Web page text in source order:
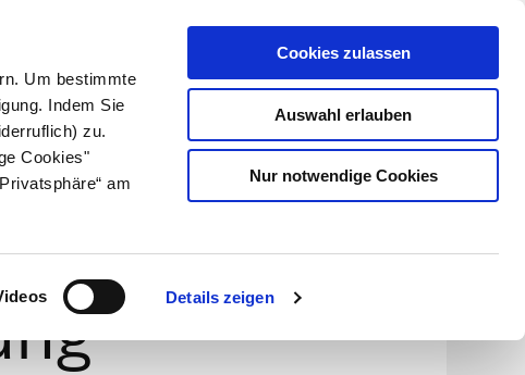
Um bestimmte
Indem Sie
zu.
Cookies"
am
Details zeigen
Cookies zulassen
Auswahl erlauben
Nur notwendige Cookies
Kundenlogin
Suche
leben Über uns
und